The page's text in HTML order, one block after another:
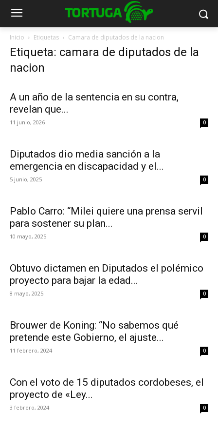
Inicio Etiquetas Camara de diputados de la nacion
Etiqueta: camara de diputados de la
nacion
A un año de la sentencia en su contra,
revelan que...
11 junio, 2026 0
Diputados dio media sanción a la
emergencia en discapacidad y el...
5 junio, 2025 0
Pablo Carro: “Milei quiere una prensa servil
para sostener su plan...
10 mayo, 2025 0
Obtuvo dictamen en Diputados el polémico
proyecto para bajar la edad...
8 mayo, 2025 0
Brouwer de Koning: “No sabemos qué
pretende este Gobierno, el ajuste...
11 febrero, 2024 0
Con el voto de 15 diputados cordobeses, el
proyecto de «Ley...
3 febrero, 2024 0